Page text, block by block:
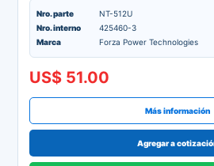
Nro. parte
NT-512U
Nro. interno
425460-3
Marca
Forza Power Technologies
US$ 51.00
Más información
Agregar a